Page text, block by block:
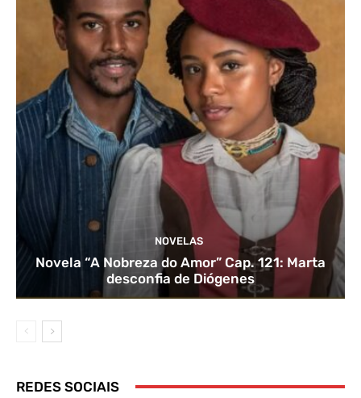
NOVELAS
Novela “A Nobreza do Amor” Cap. 121: Marta
desconfia de Diógenes
REDES SOCIAIS